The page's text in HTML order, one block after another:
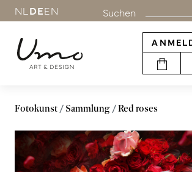
NL DEEN Suchen
Fotokunst Sammlung Red roses